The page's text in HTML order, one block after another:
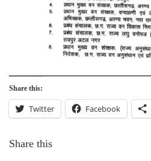
Share this:
Twitter Facebook
Share this